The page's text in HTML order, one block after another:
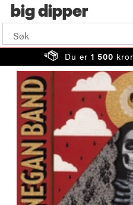
big
Du er 1 500